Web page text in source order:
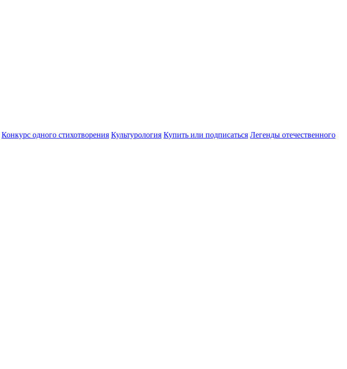
Конкурс одного стихотворения Культурология Купить или подписаться Легенды отечественного